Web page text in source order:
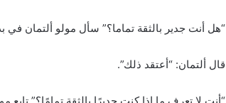
“هل أنت جدير بالثقة تماما؟” سأل مولو ألتمان في
قال ألتمان: “أعتقد ذلك”.